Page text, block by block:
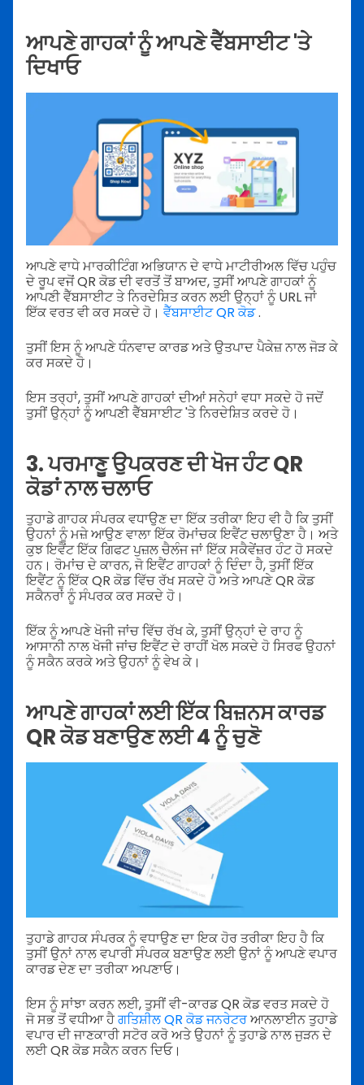
ਆਪਣੇ ਗਾਹਕਾਂ ਨੂੰ ਆਪਣੇ ਵੈੱਬਸਾਈਟ 'ਤੇ
ਦਿਖਾਓ
ਆਪਣੇ ਵਾਧੇ ਮਾਰਕੀਟਿੰਗ ਅਭਿਯਾਨ ਦੇ ਵਾਧੇ ਮਾਟੀਰੀਅਲ ਵਿੱਚ ਪਹੁੰਚ
ਦੇ ਰੂਪ ਵਜੋਂ QR ਕੋਡ ਦੀ ਵਰਤੋਂ ਤੋਂ ਬਾਅਦ, ਤੁਸੀਂ ਆਪਣੇ ਗਾਹਕਾਂ ਨੂੰ
ਆਪਣੀ ਵੈੱਬਸਾਈਟ ਤੇ ਨਿਰਦੇਸ਼ਿਤ ਕਰਨ ਲਈ ਉਨ੍ਹਾਂ ਨੂੰ URL ਜਾਂ
ਇੱਕ ਵਰਤ ਵੀ ਕਰ ਸਕਦੇ ਹੋ। ਵੈੱਬਸਾਈਟ QR ਕੋਡ.
ਤੁਸੀਂ ਇਸ ਨੂੰ ਆਪਣੇ ਧੰਨਵਾਦ ਕਾਰਡ ਅਤੇ ਉਤਪਾਦ ਪੈਕੇਜ਼ ਨਾਲ ਜੋੜ ਕੇ
ਕਰ ਸਕਦੇ ਹੋ।
ਇਸ ਤਰ੍ਹਾਂ, ਤੁਸੀਂ ਆਪਣੇ ਗਾਹਕਾਂ ਦੀਆਂ ਸਨੇਹਾਂ ਵਧਾ ਸਕਦੇ ਹੋ ਜਦੋਂ
ਤੁਸੀਂ ਉਨ੍ਹਾਂ ਨੂੰ ਆਪਣੀ ਵੈੱਬਸਾਈਟ 'ਤੇ ਨਿਰਦੇਸ਼ਿਤ ਕਰਦੇ ਹੋ।
3. ਪਰਮਾਣੂ ਉਪਕਰਣ ਦੀ ਖੋਜ ਹੰਟ QR
ਕੋਡਾਂ ਨਾਲ ਚਲਾਓ
ਤੁਹਾਡੇ ਗਾਹਕ ਸੰਪਰਕ ਵਧਾਉਣ ਦਾ ਇੱਕ ਤਰੀਕਾ ਇਹ ਵੀ ਹੈ ਕਿ ਤੁਸੀਂ
ਉਹਨਾਂ ਨੂੰ ਮਜ਼ੇ ਆਉਣ ਵਾਲਾ ਇੱਕ ਰੋਮਾਂਚਕ ਇਵੈਂਟ ਚਲਾਉਣਾ ਹੈ। ਅਤੇ
ਕੁਝ ਇਵੈਂਟ ਇੱਕ ਗਿਫਟ ਪੁਜ਼ਲ ਚੈਲੰਜ ਜਾਂ ਇੱਕ ਸਕੈਵੇਂਜ਼ਰ ਹੰਟ ਹੋ ਸਕਦੇ
ਹਨ। ਰੋਮਾਂਚ ਦੇ ਕਾਰਨ, ਜੋ ਇਵੈਂਟ ਗਾਹਕਾਂ ਨੂੰ ਦਿੰਦਾ ਹੈ, ਤੁਸੀਂ ਇੱਕ
ਇਵੈਂਟ ਨੂੰ ਇੱਕ QR ਕੋਡ ਵਿੱਚ ਰੱਖ ਸਕਦੇ ਹੋ ਅਤੇ ਆਪਣੇ QR ਕੋਡ
ਸਕੈਨਰਾਂ ਨੂੰ ਸੰਪਰਕ ਕਰ ਸਕਦੇ ਹੋ।
ਇੱਕ ਨੂੰ ਆਪਣੇ ਖੋਜੀ ਜਾਂਚ ਵਿੱਚ ਰੱਖ ਕੇ, ਤੁਸੀਂ ਉਨ੍ਹਾਂ ਦੇ ਰਾਹ ਨੂੰ
ਆਸਾਨੀ ਨਾਲ ਖੋਜੀ ਜਾਂਚ ਇਵੈਂਟ ਦੇ ਰਾਹੀਂ ਖੋਲ ਸਕਦੇ ਹੋ ਸਿਰਫ ਉਹਨਾਂ
ਨੂੰ ਸਕੈਨ ਕਰਕੇ ਅਤੇ ਉਹਨਾਂ ਨੂੰ ਵੇਖ ਕੇ।
ਆਪਣੇ ਗਾਹਕਾਂ ਲਈ ਇੱਕ ਬਿਜ਼ਨਸ ਕਾਰਡ
QR ਕੋਡ ਬਣਾਉਣ ਲਈ 4 ਨੂੰ ਚੁਣੋ
ਤੁਹਾਡੇ ਗਾਹਕ ਸੰਪਰਕ ਨੂੰ ਵਧਾਉਣ ਦਾ ਇਕ ਹੋਰ ਤਰੀਕਾ ਇਹ ਹੈ ਕਿ
ਤੁਸੀਂ ਉਨਾਂ ਨਾਲ ਵਪਾਰੀ ਸੰਪਰਕ ਬਣਾਉਣ ਲਈ ਉਨਾਂ ਨੂੰ ਆਪਣੇ ਵਪਾਰ
ਕਾਰਡ ਦੇਣ ਦਾ ਤਰੀਕਾ ਅਪਣਾਓ।
ਇਸ ਨੂੰ ਸਾਂਝਾ ਕਰਨ ਲਈ, ਤੁਸੀਂ ਵੀ-ਕਾਰਡ QR ਕੋਡ ਵਰਤ ਸਕਦੇ ਹੋ
ਜੋ ਸਭ ਤੋਂ ਵਧੀਆ ਹੈਗਤਿਸ਼ੀਲ QR ਕੋਡ ਜਨਰੇਟਰਆਨਲਾਈਨ ਤੁਹਾਡੇ
ਵਪਾਰ ਦੀ ਜਾਣਕਾਰੀ ਸਟੋਰ ਕਰੋ ਅਤੇ ਉਹਨਾਂ ਨੂੰ ਤੁਹਾਡੇ ਨਾਲ ਜੁੜਨ ਦੇ
ਲਈ QR ਕੋਡ ਸਕੈਨ ਕਰਨ ਦਿਓ।